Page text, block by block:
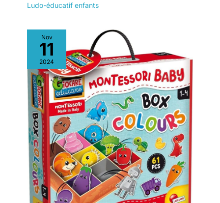
Ludo-éducatif enfants
Nov
11
2024